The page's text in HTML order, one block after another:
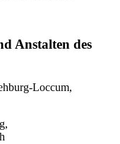
Anstalten des
Loccum,